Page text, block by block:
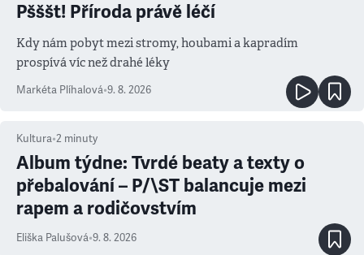
Pšššt! Příroda právě léčí
Kdy nám pobyt mezi stromy, houbami a kapradím
prospívá víc než drahé léky
Markéta Plíhalová•9. 8. 2026
Kultura•2 minuty
Album týdne: Tvrdé beaty a texty o
přebalování – P/\ST balancuje mezi
rapem a rodičovstvím
Eliška Palušová•9. 8. 2026